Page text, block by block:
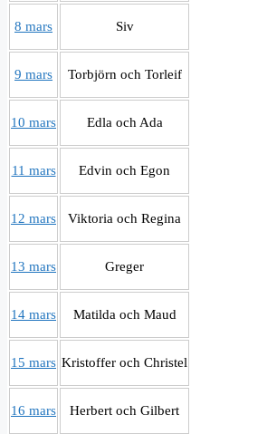
8 mars Siv
9 mars Torbjörn och Torleif
10 mars Edla och Ada
11 mars Edvin och Egon
12 mars Viktoria och Regina
13 mars Greger
14 mars Matilda och Maud
15 mars Kristoffer och Christel
16 mars Herbert och Gilbert